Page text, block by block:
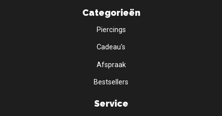
Categorieën
Piercings
Cadeau's
Afspraak
Bestsellers
Service